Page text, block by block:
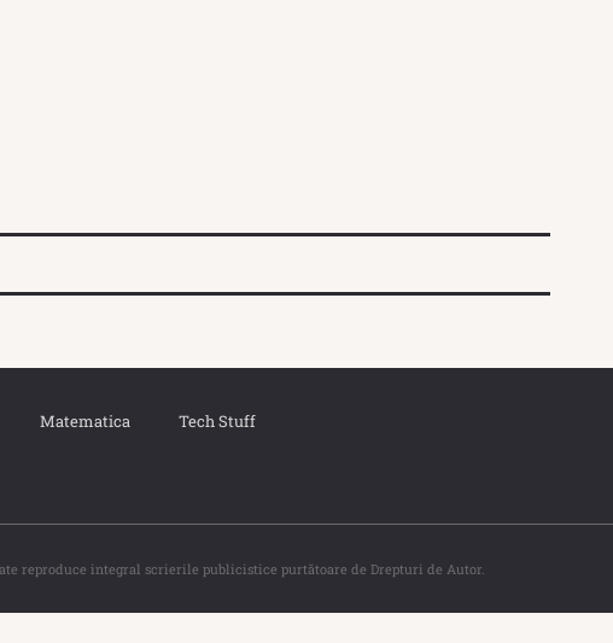
Matematica Tech Stuff
reproduce integral scrierile publicistice purtătoare de Drepturi de Autor.